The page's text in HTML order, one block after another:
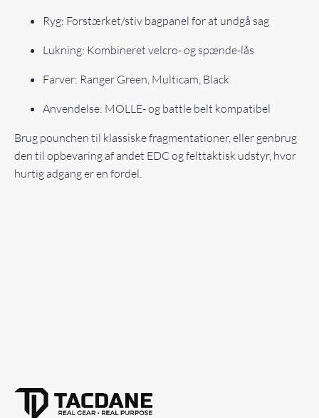
Ryg: Forstærket/stiv bagpanel for at undgå sag
Lukning: Kombineret velcro- og spænde-lås
Farver: Ranger Green, Multicam, Black
Anvendelse: MOLLE- og battle belt kompatibel
Brug pounchen til klassiske fragmentationer, eller genbrug
den til opbevaring af andet EDC og felttaktisk udstyr, hvor
hurtig adgang er en fordel.